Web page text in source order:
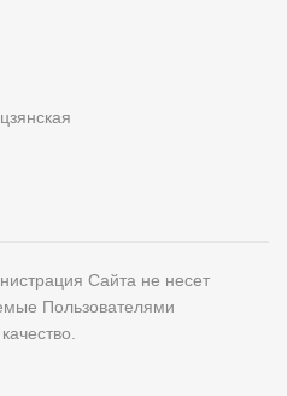
Сайта не несет
Пользователями